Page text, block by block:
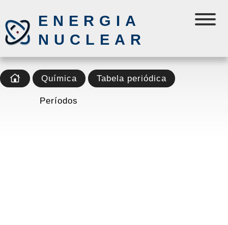
ENERGIA
NUCLEAR
Química Tabela periódica
Períodos